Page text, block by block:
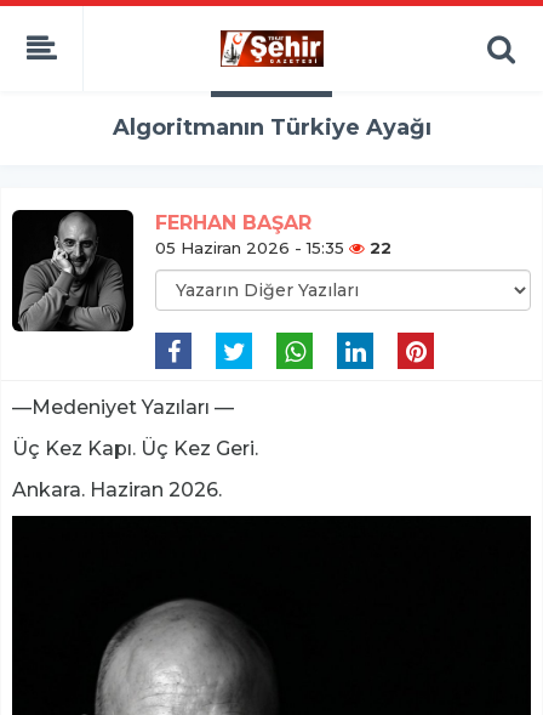
Algoritmanın Türkiye Ayağı
FERHAN BAŞAR
05 Haziran 2026 - 15:35 22
—Medeniyet Yazıları —
Üç Kez Kapı. Üç Kez Geri.
Ankara. Haziran 2026.